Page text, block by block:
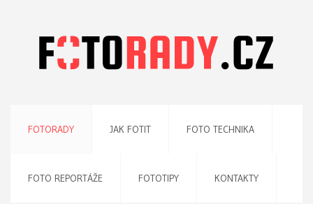
FOTORADY JAK FOTIT FOTO TECHNIKA
FOTO REPORTÁŽE FOTOTIPY KONTAKTY